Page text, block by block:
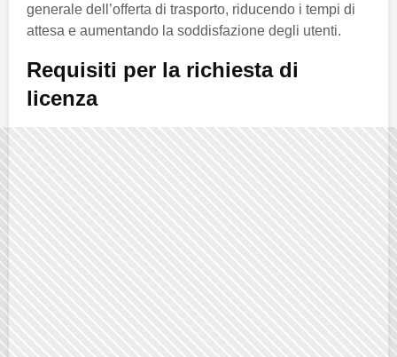
generale dell’offerta di trasporto, riducendo i tempi di
attesa e aumentando la soddisfazione degli utenti.
Requisiti per la richiesta di
licenza